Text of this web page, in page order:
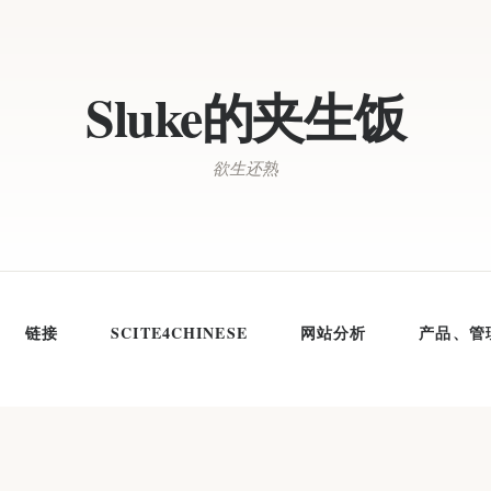
Sluke的夹生饭
欲生还熟
链接 SCITE4CHINESE 网站分析 产品、管